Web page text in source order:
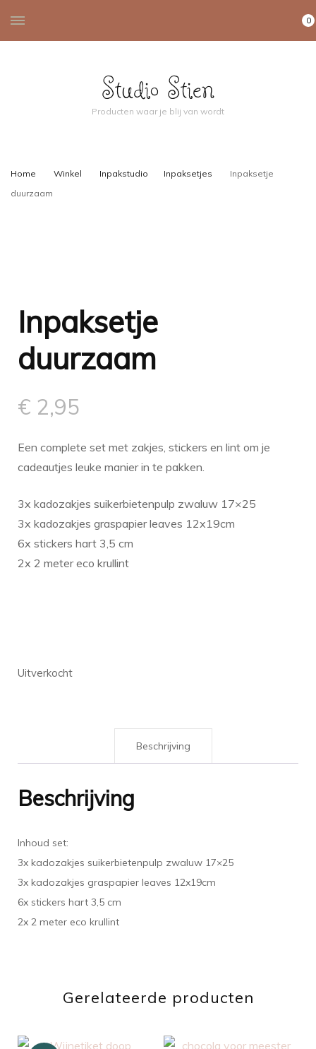
0
Studio Stien
Producten waar je blij van wordt
Home Winkel Inpakstudio Inpaksetjes
Inpaksetje
duurzaam
Inpaksetje
duurzaam
€ 2,95
Een complete set met zakjes, stickers en lint om je
cadeautjes leuke manier in te pakken.
3x kadozakjes suikerbietenpulp zwaluw 17×25
3x kadozakjes graspapier leaves 12x19cm
6x stickers hart 3,5 cm
2x 2 meter eco krullint
Uitverkocht
Beschrijving
Beschrijving
Inhoud set:
3x kadozakjes suikerbietenpulp zwaluw 17×25
3x kadozakjes graspapier leaves 12x19cm
6x stickers hart 3,5 cm
2x 2 meter eco krullint
Gerelateerde producten